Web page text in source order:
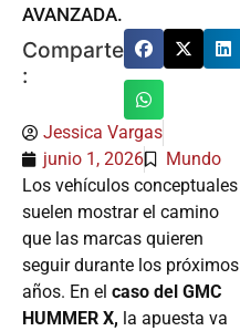
AVANZADA.
Comparte
:
Jessica Vargas
junio 1, 2026
Mundo
Los vehículos conceptuales
suelen mostrar el camino
que las marcas quieren
seguir durante los próximos
años. En el caso del GMC
HUMMER X, la apuesta va